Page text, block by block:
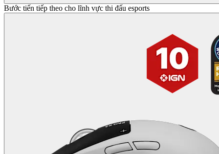
Bước tiến tiếp theo cho lĩnh vực thi đấu esports